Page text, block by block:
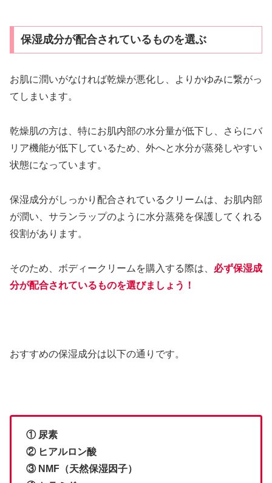
保湿成分が配合されているものを選ぶ
お肌に潤いがなければ乾燥が悪化し、よりかゆみに繋がっ
てしまいます。
乾燥肌の方は、特にお肌内部の水分量が低下し、さらにバ
リア機能が低下しているため、外へと水分が蒸発しやすい
状態になっています。
保湿成分がしっかり配合されているクリームは、お肌内部
が潤い、サランラップのように水分蒸発を保護してくれる
役割があります。
そのため、ボディークリームを購入する際は、 必ず保湿成
分が配合されているものを選びましょう！
おすすめの保湿成分は以下の通りです。
① 尿素
② ヒアルロン酸
③ NMF（天然保湿因子）